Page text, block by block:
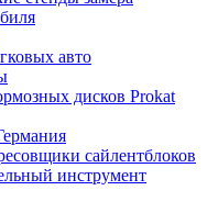
авто
дисков Prokat
сайлентблоков
инструмент